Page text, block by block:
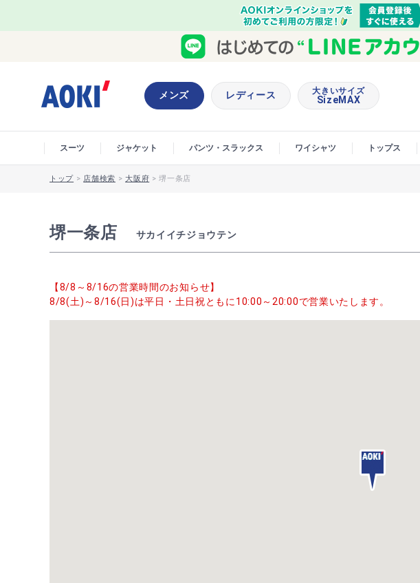
メンズ レディース 大きいサイズ
SizeMAX
スーツ ジャケット パンツ・スラックス ワイシャツ トップス
トップ > 店舗検索 >大阪府 >堺一条店
堺一条店 サカイイチジョウテン
【8/8～8/16の営業時間のお知らせ】
8/8(土)～8/16(日)は平日・土日祝ともに10:00～20:00で営業いたします。